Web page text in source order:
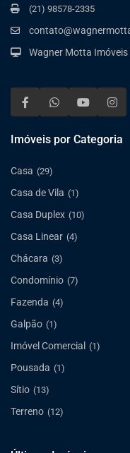
(21) 98578-2335
Wagner Motta Imóveis
Imóveis por Categoria
Casa (29)
Casa de Vila (1)
Casa Duplex (10)
Casa Linear (4)
Chácara (3)
Condomínio (7)
Fazenda (4)
Galpão (1)
Imóvel Comercial (1)
Pousada (1)
Sítio (13)
Terreno (12)